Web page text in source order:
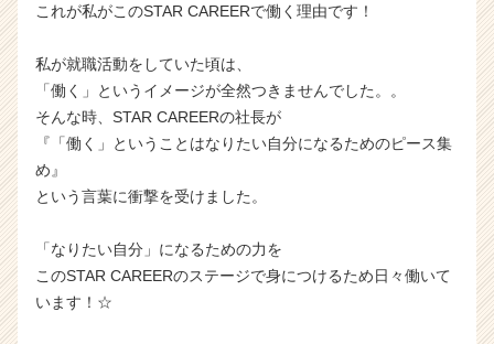
これが私がこのSTAR CAREERで働く理由です！
私が就職活動をしていた頃は、
「働く」というイメージが全然つきませんでした。。
そんな時、STAR CAREERの社長が
『「働く」ということはなりたい自分になるためのピース集
め』
という言葉に衝撃を受けました。
「なりたい自分」になるための力を
このSTAR CAREERのステージで身につけるため日々働いて
います！☆